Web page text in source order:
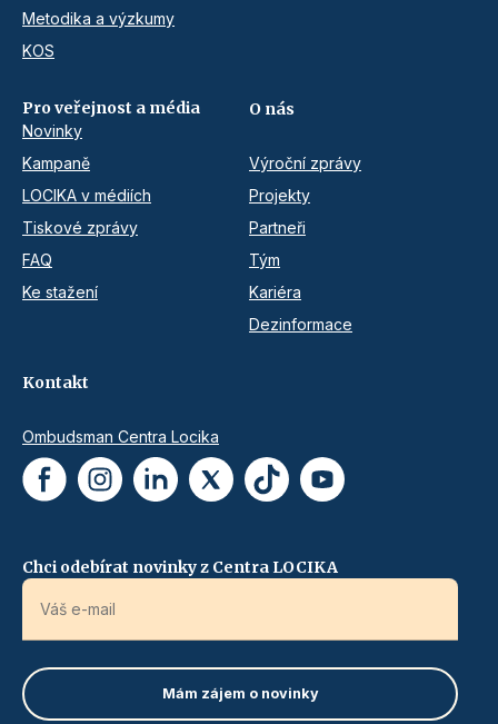
Metodika a výzkumy
KOS
Pro veřejnost a média
Novinky
Kampaně
LOCIKA v médiích
Tiskové zprávy
FAQ
Ke stažení
O nás
Výroční zprávy
Projekty
Partneři
Tým
Kariéra
Dezinformace
Kontakt
Ombudsman Centra Locika
Chci odebírat novinky z Centra LOCIKA